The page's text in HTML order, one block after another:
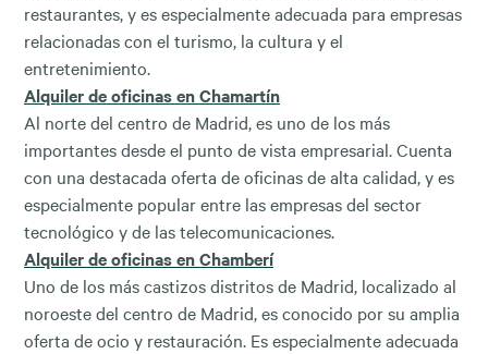
restaurantes, y es especialmente adecuada para empresas
relacionadas con el turismo, la cultura y el
entretenimiento.
Alquiler de oficinas en Chamartín
Al norte del centro de Madrid, es uno de los más
importantes desde el punto de vista empresarial. Cuenta
con una destacada oferta de oficinas de alta calidad, y es
especialmente popular entre las empresas del sector
tecnológico y de las telecomunicaciones.
Alquiler de oficinas en Chamberí
Uno de los más castizos distritos de Madrid, localizado al
noroeste del centro de Madrid, es conocido por su amplia
oferta de ocio y restauración. Es especialmente adecuada